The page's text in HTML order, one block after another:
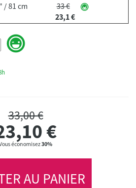
/ 81 cm
33 €
23,1 €
33,00 €
€
économisez30%
AU PANIER